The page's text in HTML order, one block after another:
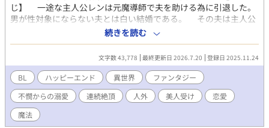
じ】 一途な主人公レンは元魔導師で夫を助ける為に引退した。
男が性対象にならない夫とは白い結婚である。 その夫は主人公
を色んな男達に売っては、そのお金で娼婦遊び三昧。それでも夫
を愛しているレンは心を押し殺し、大人しく売られていた。 そ
んなある日、夫が取ってきたお客さんが実は以前助けた冒険者リ
ースであり、レンに思いを寄せていたらしい。レンがこういう生
活をしているとは知らなかったリースは、レンをこんな最悪な結
婚生活と日常から助ける為にも再び旅へと誘う。 そして、レン
は夫と離婚する事にした。 旅の途中、レンは化け猫神を助ける
と噛まれた。その日からモンスターにやたらと好意を寄せられる
ようになり……。 これは夫に売られていた俺が年下の冒険者と
続きを読む
文字数 43,778 最終更新日 2026.7.20 登録日 2025.11.24
BL ハッピーエンド 異世界
ファンタジー
不憫からの溺愛
連続絶頂 人外 美人受け
恋愛
魔法